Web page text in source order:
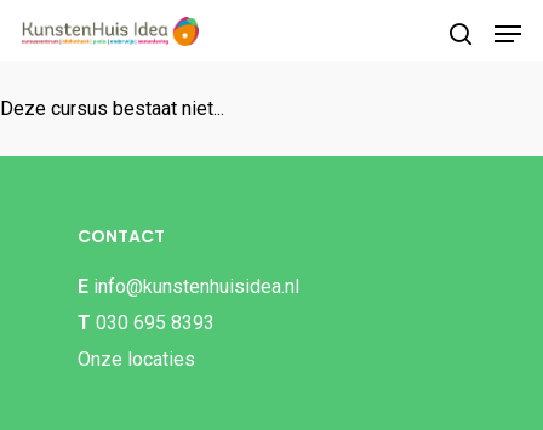
Deze cursus bestaat niet...
CONTACT
E info@kunstenhuisidea.nl
T 030 695 8393
Onze locaties